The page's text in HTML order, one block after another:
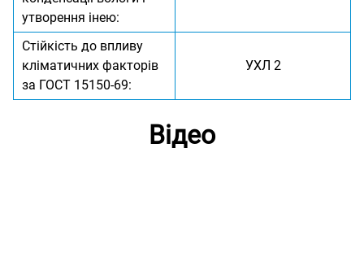
утворення інею:
Стійкість до впливу
кліматичних факторів
за ГОСТ 15150-69:
УХЛ 2
Відео